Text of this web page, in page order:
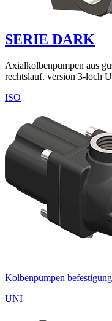
SERIE DARK
Axialkolbenpumpen aus
rechtslauf. version 3-loch
ISO
Kolbenpumpen
UNI